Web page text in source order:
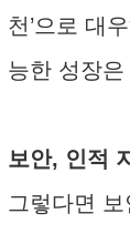
천’으로 대
능한 성장
보안, 인적
그렇다면